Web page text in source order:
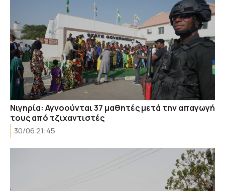
Νιγηρία: Αγνοούνται 37 μαθητές μετά την απαγωγή
τους από τζιχαντιστές
30/06 21:45